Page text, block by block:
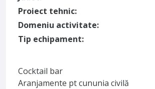
Proiect tehnic:
Domeniu activitate:
Tip echipament:
Cocktail bar
Aranjamente pt cununia civilă